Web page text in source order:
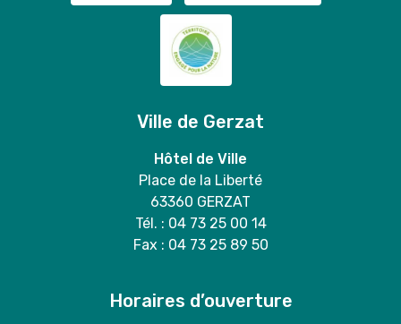
Ville de Gerzat
Hôtel de Ville
Place de la Liberté
63360 GERZAT
Tél. : 04 73 25 00 14
Fax : 04 73 25 89 50
Horaires d’ouverture